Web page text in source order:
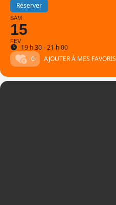
Réserver
SAM
15
FEV
19 h 30 - 21 h 00
0
AJOUTER À MES FAVORIS